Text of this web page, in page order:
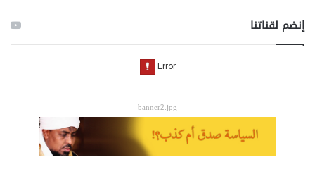
إنضم لقناتنا
banner2.jpg